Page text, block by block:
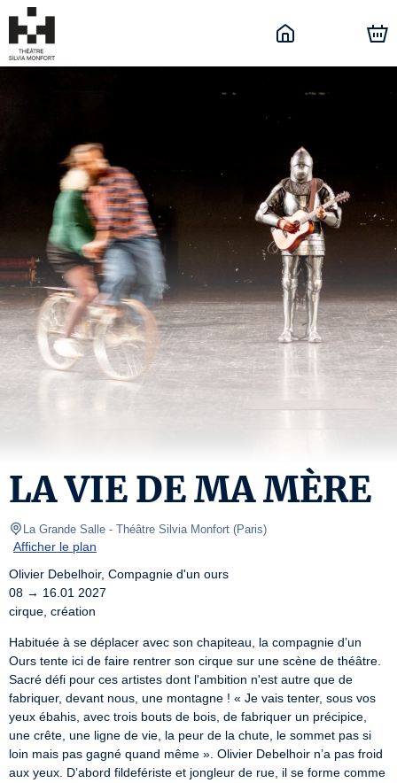
LA VIE DE MA MÈRE
La Grande Salle - Théâtre Silvia Monfort (Paris)
Afficher le plan
Olivier Debelhoir, Compagnie d'un ours
08 → 16.01 2027
cirque, création
Habituée à se déplacer avec son chapiteau, la compagnie d’un
Ours tente ici de faire rentrer son cirque sur une scène de théâtre.
Sacré défi pour ces artistes dont l'ambition n'est autre que de
fabriquer, devant nous, une montagne ! « Je vais tenter, sous vos
yeux ébahis, avec trois bouts de bois, de fabriquer un précipice,
une crête, une ligne de vie, la peur de la chute, le sommet pas si
loin mais pas gagné quand même ». Olivier Debelhoir n’a pas froid
aux yeux. D’abord fildefériste et jongleur de rue, il se forme comme